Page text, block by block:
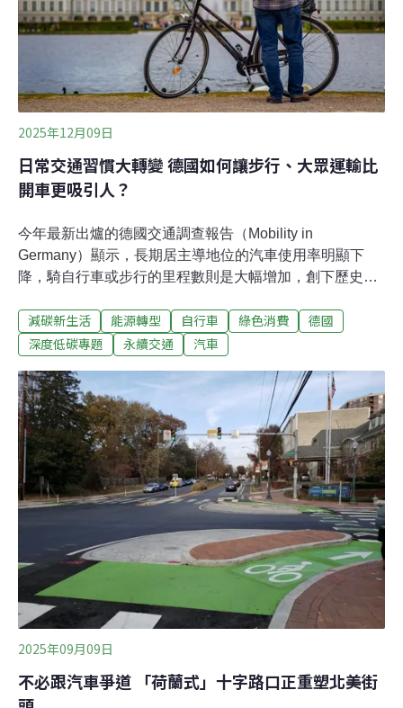
（Ibi）」為他命名。台東分署表示，伊比已佩掛GPS追蹤
頸圈，將持續追蹤其行蹤與活動範圍，作為台灣黑熊保育
管理的參考。(中央社報導)
2025年12月09日
日常交通習慣大轉變 德國如何讓步行、大眾運輸比
開車更吸引人？
今年最新出爐的德國交通調查報告（Mobility in
Germany）顯示，長期居主導地位的汽車使用率明顯下
降，騎自行車或步行的里程數則是大幅增加，創下歷史新
的德國，早在2021年就通過《國家自行車交通計劃
3.0》，喊出「2030年全國每日平均騎行里程數要比2017
基礎建設。具體成果顯現在由德國交通部主導的Mobility in
Germany報告中，這項調查在2023年4月到2024年7月期
間訪問了超過21.8萬戶家庭與約42萬人。報告顯示，德國
人的日常交通行為呈現「更少開車、更常步行與騎自行
車」的長期趨勢，在城市地區尤其顯著。更多德國人騎自
行車、選擇步行2023年，德國人的總移動里程數比2017年
減少了7%，主要是因為使用私人汽車的每日里程數下降，
比2017年足足減少了2億公里。相
減碳新生活 能源轉型 自行車 綠色消費
德國
深度低碳專題
永續交通 汽車
2025年09月09日
不必跟汽車爭道 「荷蘭式」十字路口正重塑北美街